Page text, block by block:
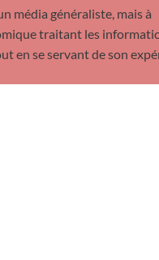
média généraliste, mais à
traitant les
en se servant de son